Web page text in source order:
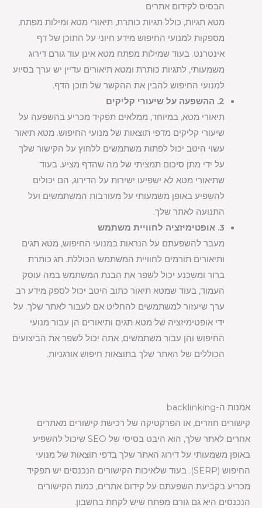
הבסיס לקידום אתרים
מטא תגיות, כולל תגיות כותרת, תיאורי מטא ומילות מפתח,
מספקות למנועי החיפוש מידע חיוני על התוכן של דף
אינטרנט. בעוד שמילות מפתח מטא אינן עוד גורם דירוג
משמעותי, לתגיות כותרת ומטא תיאורים עדיין יש ערך בסיוע
למנועי החיפוש להבין את ההקשר של תוכן הדף.
2. ההשפעה על שיעורי קליקים
תיאורי מטא, במיוחד, ממלאים תפקיד מכריע בהשפעה על
שיעורי קליקים מדפי תוצאות של מנועי החיפוש. מטא תיאור
עשוי היטב יכול לפתות משתמשים ללחוץ על הקישור שלך
על ידי מתן סיכום תמציתי של מה שהדף מציע. בעוד
שתיאורי מטא לא ישפיעו ישירות על הדירוג, הם יכולים
להשפיע באופן משמעותי על מעורבות המשתמשים ועל
התנועה לאתר שלך.
3. אופטימיזציה לחוויית משתמש
מעבר להשפעתם על הנראות במנועי החיפוש, מטא תגים
ותיאורים תורמים לחוויית המשתמש הכוללת. תג כותרת
ברור ומשכנע יכול לשפר את הבנת המשתמש במה עוסק
העמוד, בעוד שמטא תיאור כתוב היטב יכול לספק מידע רב
ערך שיעזור למשתמשים להחליט אם לעבור לאתר שלך. על
ידי אופטימיזציה של מטא תגים ותיאורים הן עבור מנועי
החיפוש והן עבור משתמשים, אתה יכול לשפר את הביצועים
הכוללים של האתר שלך בתוצאות חיפוש אורגניות.
אמנות ה-backlinking
קישורים חוזרים, או הפרקטיקה של רכישת קישורים מאתרים
אחרים לאתר שלך, הוא היבט בסיסי של SEO שיכול להשפיע
באופן משמעותי על דירוג האתר שלך בדפי תוצאות של מנועי
החיפוש (SERP). בעוד שלאיכות הקישורים הנכנסים יש תפקיד
מכריע בקביעת השפעתם על קידום אתרים, כמות הקישורים
הנכנסים היא גם גורם מפתח שיש לקחת בחשבון.